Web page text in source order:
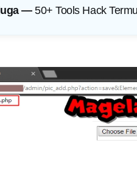
— 50+ Tools Hack